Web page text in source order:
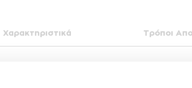
Χαρακτηριστικά Τρόποι